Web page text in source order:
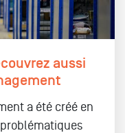
aussi
a été créé en